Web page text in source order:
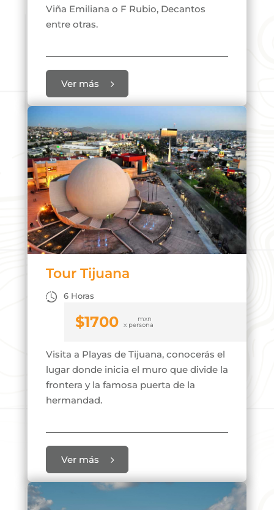
Viña Emiliana o F Rubio, Decantos
entre otras.
Ver más
Tour Tijuana
Visita a Playas de Tijuana, conocerás el
lugar donde inicia el muro que divide la
frontera y la famosa puerta de la
hermandad.
Ver más
$1700
6 Horas